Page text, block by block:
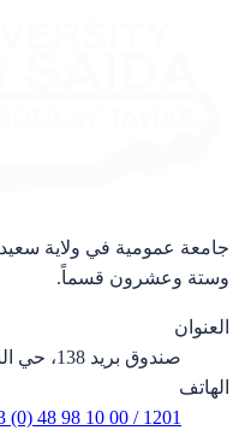
وستة وعشرون قسماً.
العنوان
صندوق بريد 138، حي النصر، 20000 سعيدة، الجزائر
الهاتف
(0) 48 98 10 00 / 1201